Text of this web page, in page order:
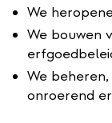
We
We bouwen
We
onroerend